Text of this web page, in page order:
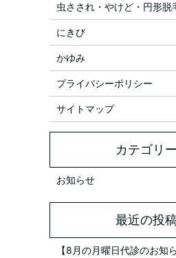
虫さされ・やけど・円形脱
にきび
かゆみ
プライバシーポリシー
サイトマップ
お知らせ
【8月の月曜日代診のお知ら